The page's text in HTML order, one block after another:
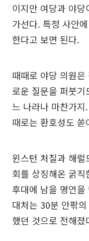
이지만 여당과 야
가선다. 특정 사안
한다고 보면 된다.
때때로 야당 의원
로운 질문을 퍼붓
느 나라나 마찬가
때로는 환호성도 쏟
윈스턴 처칠과 해
회를 상징해온 굵
후대에 남을 명언
대처는 30분 안팎
했던 것으로 전해졌